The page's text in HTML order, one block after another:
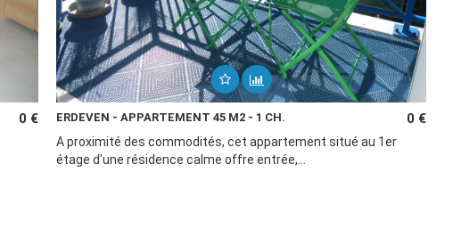
0 € ERDEVEN - APPARTEMENT 45 M2 - 1 CH. 0 €
A proximité des commodités, cet appartement situé au 1er
étage d'une résidence calme offre entrée,...